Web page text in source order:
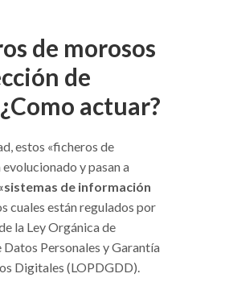
de morosos
de
actuar?
estos «ficheros de
y pasan a
de información
cuales están regulados por
la Ley Orgánica de
Personales y Garantía
Digitales (LOPDGDD).